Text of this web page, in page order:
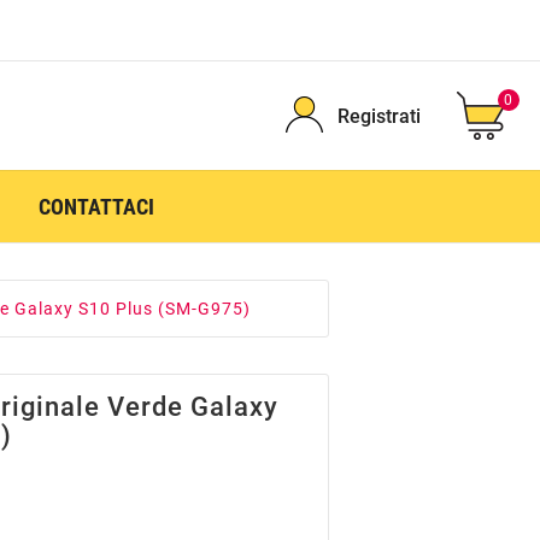
Registrati
0
CONTATTACI
Galaxy S10 Plus (SM-G975)
Verde Galaxy